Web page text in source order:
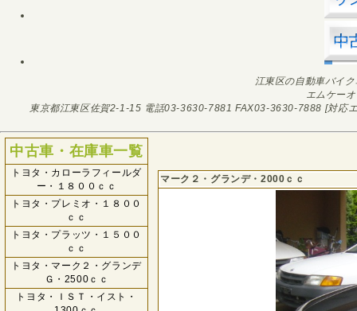
江東区の自動車バイ
エムケー
東京都江東区佐賀2-1-15 電話03-3630-7881 FAX03-3630-7888 [対応
中古車・在庫車一覧
トヨタ・カローラフィールダ
ー・１８００ｃｃ
トヨタ・プレミオ・１８００
ｃｃ
トヨタ・プラッツ・１５００
ｃｃ
トヨタ・マーク２・グランデ
Ｇ・2500ｃｃ
トヨタ・ＩＳＴ・イスト・
マーク２・グランデ・2000ｃｃ